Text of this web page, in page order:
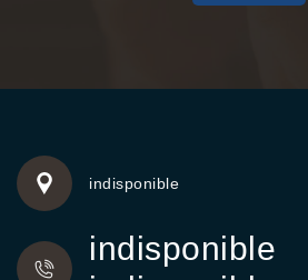
indisponible
indisponible